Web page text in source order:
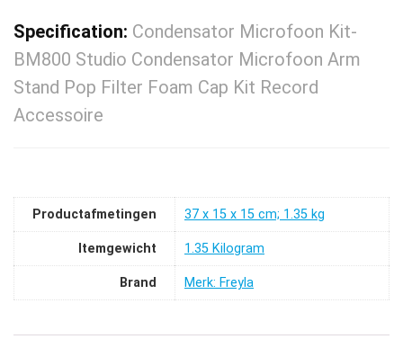
Specification: Condensator Microfoon Kit-
BM800 Studio Condensator Microfoon Arm
Stand Pop Filter Foam Cap Kit Record
Accessoire
Productafmetingen ‎37 x 15 x 15 cm; 1.35 kg
Itemgewicht ‎1.35 Kilogram
Brand Merk: Freyla